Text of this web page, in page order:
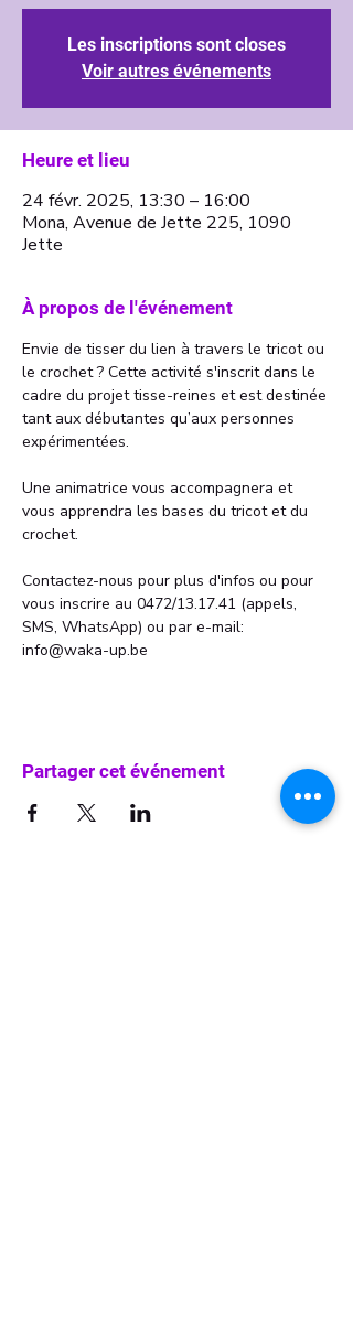
Les inscriptions sont closes
Voir autres événements
Heure et lieu
24 févr. 2025, 13:30 – 16:00
Mona, Avenue de Jette 225, 1090
Jette
À propos de l'événement
Envie de tisser du lien à travers le tricot ou
le crochet ? Cette activité s'inscrit dans le
cadre du projet tisse-reines et est destinée
tant aux débutantes qu’aux personnes
expérimentées.
Une animatrice vous accompagnera et
vous apprendra les bases du tricot et du
crochet.
Contactez-nous pour plus d'infos ou pour
vous inscrire au 0472/13.17.41 (appels,
SMS, WhatsApp) ou par e-mail:
info@waka-up.be
Partager cet événement